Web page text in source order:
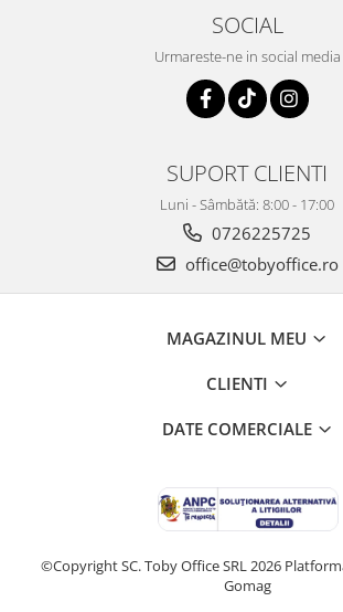
SOCIAL
Urmareste-ne in social media
SUPORT CLIENTI
Luni - Sâmbătă: 8:00 - 17:00
0726225725
office@tobyoffice.ro
MAGAZINUL MEU
CLIENTI
DATE COMERCIALE
©Copyright SC. Toby Office SRL 2026
Gomag